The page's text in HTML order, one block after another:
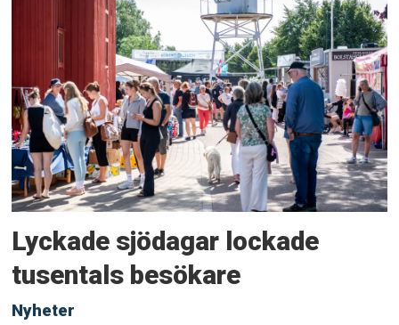
Lyckade sjödagar lockade
tusentals besökare
Nyheter